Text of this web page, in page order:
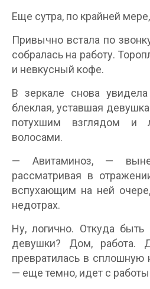
Еще сутра, по крайней
Привычно встала по
собралась на работу.
и невкусный кофе.
В зеркале снова
блеклая, уставшая
потухшим взглядом и
волосами.
— Авитаминоз, —
рассматривая в
вспухающим на ней
недотрах.
Ну, логично. Откуда быть
девушки? Дом, работа.
превратилась в сплошную
— еще темно, идет с